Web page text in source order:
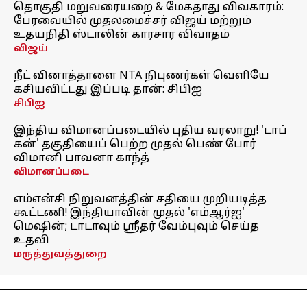
தொகுதி மறுவரையறை & மேகதாது விவகாரம்:
பேரவையில் முதலமைச்சர் விஜய் மற்றும்
உதயநிதி ஸ்டாலின் காரசார விவாதம்
விஜய்
நீட் வினாத்தாளை NTA நிபுணர்கள் வெளியே
கசியவிட்டது இப்படி தான்: சிபிஐ
சிபிஐ
இந்திய விமானப்படையில் புதிய வரலாறு! 'டாப்
கன்' தகுதியைப் பெற்ற முதல் பெண் போர்
விமானி பாவனா காந்த்
விமானப்படை
எம்என்சி நிறுவனத்தின் சதியை முறியடித்த
கூட்டணி! இந்தியாவின் முதல் 'எம்ஆர்ஐ'
மெஷின்; டாடாவும் ஸ்ரீதர் வேம்புவும் செய்த
உதவி
மருத்துவத்துறை